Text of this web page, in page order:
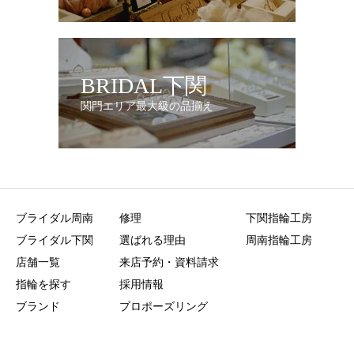
BRIDAL下関
関門エリア最大級の品揃え
ブライダル周南
ブライダル下関
店舗一覧
指輪を探す
ブランド
修理
選ばれる理由
来店予約・資料請求
採用情報
プロポーズリング
下関指輪工房
周南指輪工房